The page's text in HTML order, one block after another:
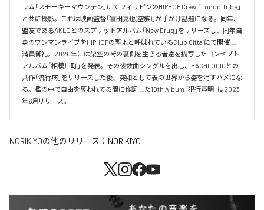
ラム「スモーキーマウンテン」にてフィリピンのHIPHOP Crew 「Tondo Tribe」
と共に撮影。これは映画監督「富田克也(空族)」が手がけ話題になる。同年、
盟友であるAKLOとのスプリットアルバム「New Drug」をリリースし、同年自
身のワンマンライブをHIPHOPの聖地と呼ばれているClub Citta’にて開催し
満員御礼。2020年には架空の街の裏側を生きる者達を描写したコンセプト
アルバム「相模川町」を発表。その後数曲シングルを出し、BACHLOGICとの
共作「流行病」をリリースした後、突如として表の世界から姿を消すハメにな
る。檻の中で自由を奪われてる間に作詞した10th Album「犯行声明」は2023
年6月リリース。
NORIKIYOの他のリリース： NORIKIYO